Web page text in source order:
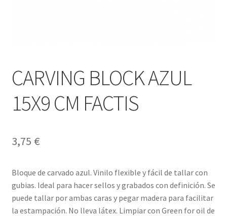
CARVING BLOCK AZUL
15X9 CM FACTIS
3,75 €
Bloque de carvado azul. Vinilo flexible y fácil de tallar con
gubias. Ideal para hacer sellos y grabados con definición. Se
puede tallar por ambas caras y pegar madera para facilitar
la estampación. No lleva látex. Limpiar con Green for oil de